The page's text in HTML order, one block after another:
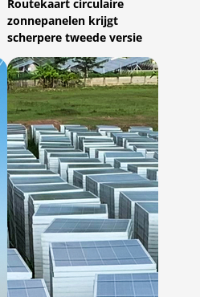
Routekaart circulaire
zonnepanelen krijgt
scherpere tweede versie